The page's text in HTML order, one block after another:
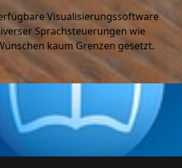
Visualisierungssoftware
Sprachsteuerungen wie
kaum Grenzen gesetzt.